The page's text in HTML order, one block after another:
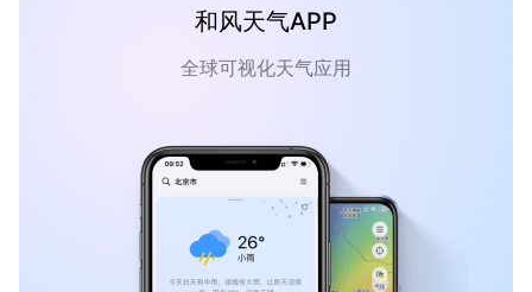
和风天气APP
全球可视化天气应用